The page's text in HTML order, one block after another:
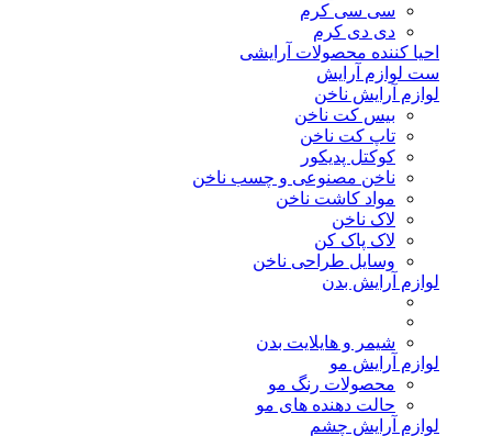
سی سی کرم
دی دی کرم
احیا کننده محصولات آرایشی
ست لوازم آرایش
لوازم آرایش ناخن
بیس کت ناخن
تاپ کت ناخن
کوکتل پدیکور
ناخن مصنوعی و چسب ناخن
مواد کاشت ناخن
لاک ناخن
لاک پاک کن
وسایل طراحی ناخن
لوازم آرایش بدن
شیمر و هایلایت بدن
لوازم آرایش مو
محصولات رنگ مو
حالت دهنده های مو
لوازم آرایش چشم